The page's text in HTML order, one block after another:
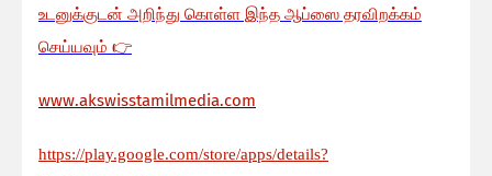
உடனுக்குடன் அறிந்து கொள்ள இந்த ஆப்ஸை தரவிறக்கம்
செய்யவும் 👉
www.akswisstamilmedia.com
https://play.google.com/store/apps/details?